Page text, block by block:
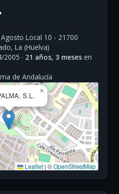
Local 10 - 21700
La (Huelva)
· 21 años, 3 meses en
de Andalucía
S.L.
×
Leaflet | ©OpenStreetMap